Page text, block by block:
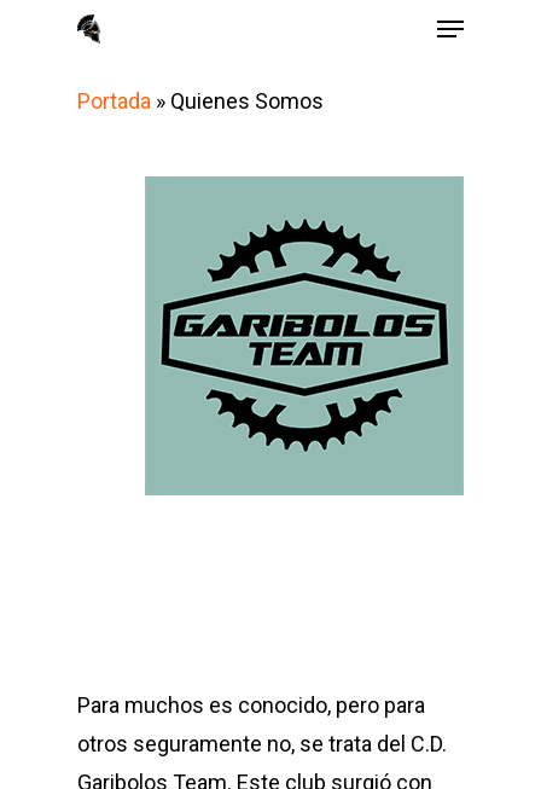
Menu
Portada » Quienes Somos
Para muchos es conocido, pero para
otros seguramente no, se trata del C.D.
Garibolos Team. Este club surgió con